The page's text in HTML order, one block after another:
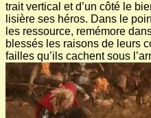
trait vertical et d’un côté le
lisière ses héros. Dans le
les ressource, remémore
blessés les raisons de leurs
failles qu’ils cachent sous